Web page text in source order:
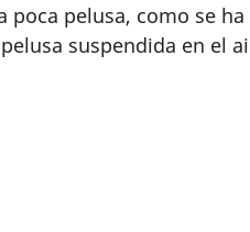
poca pelusa, como se
suspendida en el